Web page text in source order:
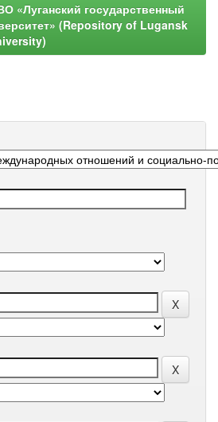
«Луганский государственный
(Repository of Lugansk